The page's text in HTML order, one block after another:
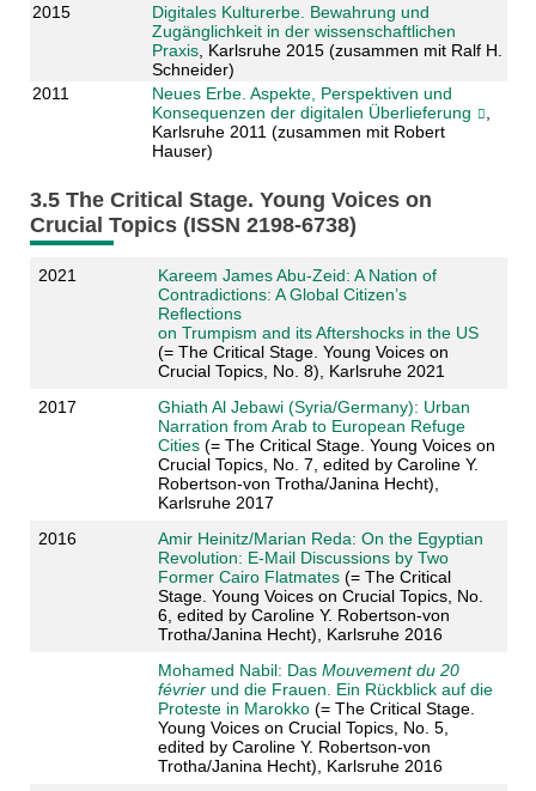
2015
Digitales Kulturerbe. Bewahrung und
Zugänglichkeit in der wissenschaftlichen
Praxis, Karlsruhe 2015 (zusammen mit Ralf H.
Schneider)
2011
Neues Erbe. Aspekte, Perspektiven und
Konsequenzen der digitalen Überlieferung
Karlsruhe 2011 (zusammen mit Robert
Hauser)
3.5 The Critical Stage. Young Voices on
Crucial Topics (ISSN 2198-6738)
2021
Kareem James Abu-Zeid: A Nation of
Contradictions: A Global Citizen’s
Reflections
on Trumpism and its Aftershocks in the US
(= The Critical Stage. Young Voices on
Crucial Topics, No. 8), Karlsruhe 2021
2017
Ghiath Al Jebawi (Syria/Germany): Urban
Narration from Arab to European Refuge
Cities(= The Critical Stage. Young Voices on
Crucial Topics, No. 7, edited by Caroline Y.
Robertson-von Trotha/Janina Hecht),
Karlsruhe 2017
2016
Amir Heinitz/Marian Reda: On the Egyptian
Revolution: E-Mail Discussions by Two
Former Cairo Flatmates(= The Critical
Stage. Young Voices on Crucial Topics, No.
6, edited by Caroline Y. Robertson-von
Trotha/Janina Hecht), Karlsruhe 2016
Mohamed Nabil: Das Mouvement du 20
févrierund die Frauen. Ein Rückblick auf die
Proteste in Marokko(= The Critical Stage.
Young Voices on Crucial Topics, No. 5,
edited by Caroline Y. Robertson-von
Trotha/Janina Hecht), Karlsruhe 2016